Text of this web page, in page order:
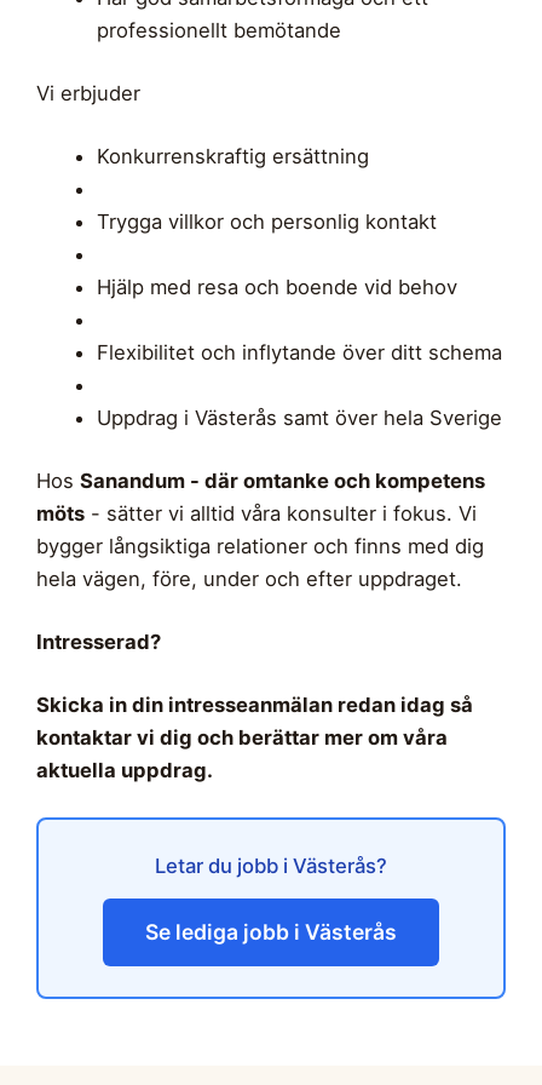
professionellt bemötande
Vi erbjuder
Konkurrenskraftig ersättning
Trygga villkor och personlig kontakt
Hjälp med resa och boende vid behov
Flexibilitet och inflytande över ditt schema
Uppdrag i Västerås samt över hela Sverige
Hos Sanandum - där omtanke och kompetens
möts - sätter vi alltid våra konsulter i fokus. Vi
bygger långsiktiga relationer och finns med dig
hela vägen, före, under och efter uppdraget.
Intresserad?
Skicka in din intresseanmälan redan idag så
kontaktar vi dig och berättar mer om våra
aktuella uppdrag.
Letar du jobb i Västerås?
Se lediga jobb i Västerås